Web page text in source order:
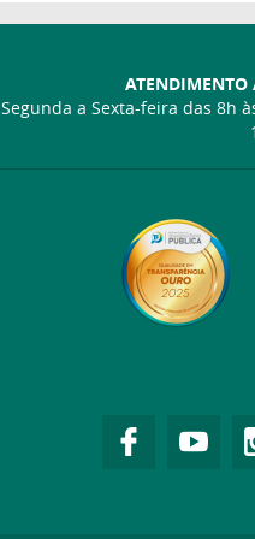
ATENDIMENTO
Segunda a Sexta-feira das 8h